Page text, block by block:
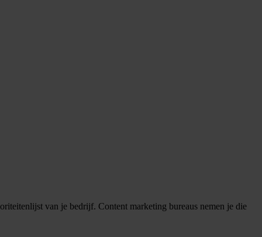
van je bedrijf. Content marketing bureaus nemen je die